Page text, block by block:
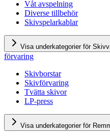
Våt avspelning
Diverse tillbehör
Skivspelarkablar
Visa underkategorier för
förvaring
Skivborstar
Skivförvaring
Tvätta skivor
LP-press
Visa underkategorier för